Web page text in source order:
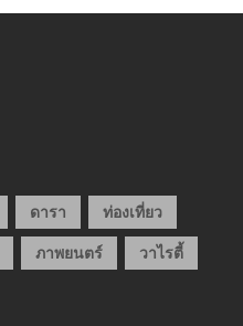
ดารา ท่องเที่ยว
ภาพยนตร์ วาไรตี้